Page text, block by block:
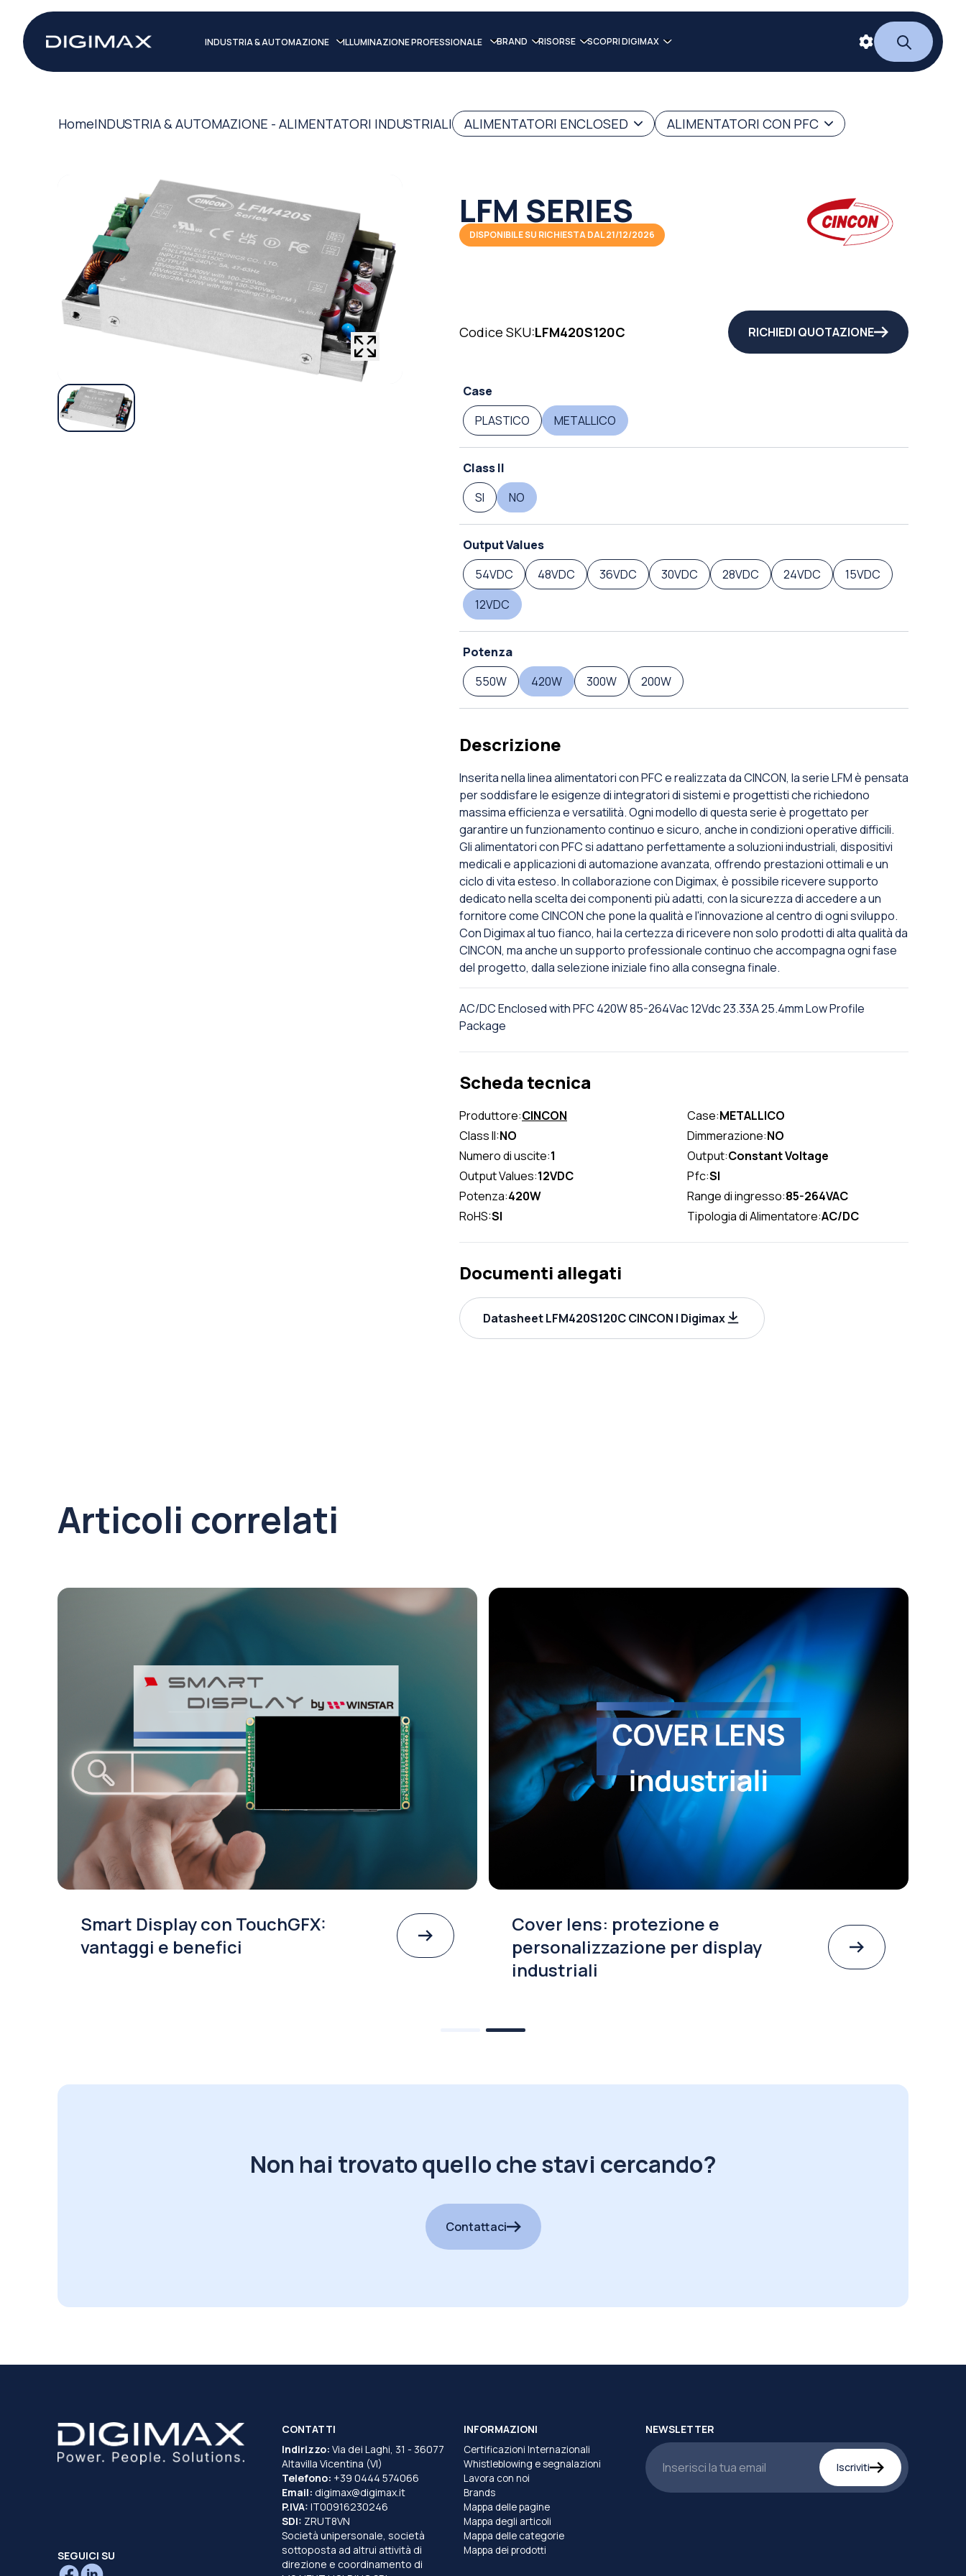
INDUSTRIA & AUTOMAZIONE ILLUMINAZIONE PROFESSIONALE BRAND RISORSE SCOPRI DIGIMAX
HomeINDUSTRIA & AUTOMAZIONE - ALIMENTATORI INDUSTRIALI ALIMENTATORI ENCLOSED ALIMENTATORI CON PFC
LFM SERIES
DISPONIBILE SU RICHIESTA DAL 21/12/2026
Codice SKU:LFM420S120C RICHIEDI QUOTAZIONE
Case
PLASTICO
METALLICO
Class II
SI
NO
Output Values
54VDC
48VDC 36VDC 30VDC 28VDC 24VDC
15VDC
12VDC
Potenza
550W
420W 300W 200W
Descrizione
Inserita nella linea alimentatori con PFC e realizzata da CINCON, la serie LFM è pensata
per soddisfare le esigenze di integratori di sistemi e progettisti che richiedono
massima efficienza e versatilità. Ogni modello di questa serie è progettato per
garantire un funzionamento continuo e sicuro, anche in condizioni operative difficili.
Gli alimentatori con PFC si adattano perfettamente a soluzioni industriali, dispositivi
medicali e applicazioni di automazione avanzata, offrendo prestazioni ottimali e un
ciclo di vita esteso. In collaborazione con Digimax, è possibile ricevere supporto
dedicato nella scelta dei componenti più adatti, con la sicurezza di accedere a un
fornitore come CINCON che pone la qualità e l'innovazione al centro di ogni sviluppo.
Con Digimax al tuo fianco, hai la certezza di ricevere non solo prodotti di alta qualità da
CINCON, ma anche un supporto professionale continuo che accompagna ogni fase
del progetto, dalla selezione iniziale fino alla consegna finale.
AC/DC Enclosed with PFC 420W 85-264Vac 12Vdc 23.33A 25.4mm Low Profile
Package
Scheda tecnica
Produttore:CINCON Case:METALLICO
Class II:NO Dimmerazione:NO
Numero di uscite:1 Output:Constant Voltage
Output Values:12VDC Pfc:SI
Potenza:420W Range di ingresso:85-264VAC
RoHS:SI Tipologia di Alimentatore:AC/DC
Documenti allegati
Datasheet LFM420S120C CINCON | Digimax
Articoli correlati
Smart Display con TouchGFX:
vantaggi e benefici
Cover lens: protezione e
personalizzazione per display
industriali
Non hai trovato quello che stavi cercando?
Contattaci
SEGUICI SU
CONTATTI
Indirizzo: Via dei Laghi, 31 - 36077
Altavilla Vicentina (VI)
Telefono: +39 0444 574066
Email: digimax@digimax.it
P.IVA: IT00916230246
SDI: ZRUT8VN
Società unipersonale, società
sottoposta ad altrui attività di
direzione e coordinamento di
INFORMAZIONI
Certificazioni Internazionali
Whistleblowing e segnalazioni
Lavora con noi
Brands
Mappa delle pagine
Mappa degli articoli
Mappa delle categorie
Mappa dei prodotti
NEWSLETTER
Iscriviti